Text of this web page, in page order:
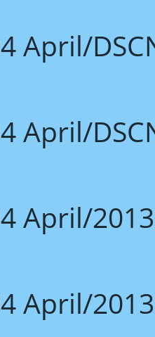
April/
April/
April/
April/